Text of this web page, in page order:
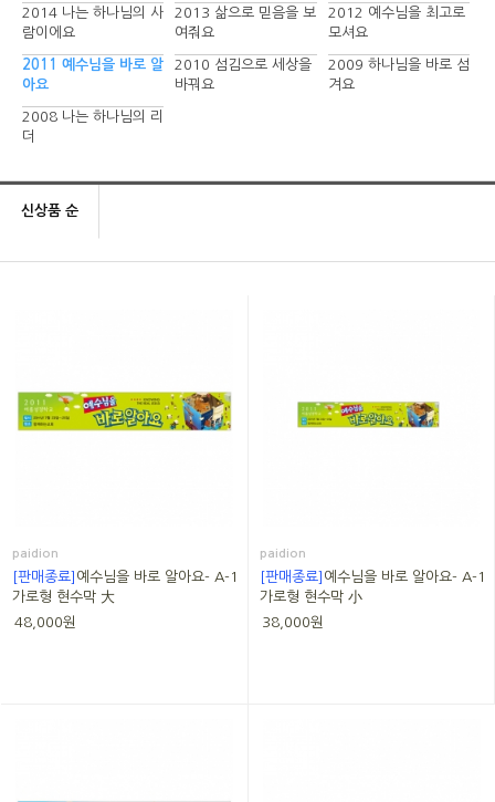
2014 나는 하나님의 사
람이에요
2013 삶으로 믿음을 보
여줘요
2012 예수님을 최고로
모셔요
2011 예수님을 바로 알
아요
2010 섬김으로 세상을
바꿔요
2009 하나님을 바로 섬
겨요
2008 나는 하나님의 리
더
신상품 순
paidion
[판매종료] 예수님을 바로 알아요- A-1
가로형 현수막 大
48,000원
paidion
[판매종료] 예수님을 바로 알아요- A-1
가로형 현수막 小
38,000원